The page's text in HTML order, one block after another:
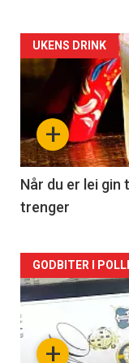
Forsiden
akkurat
nå
-
2
+
UKENS DRINK
Når du er lei gin
trenger
Forsiden
akkurat
nå+
GODBITER I